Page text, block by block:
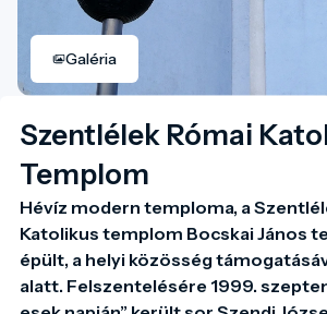
Galéria
Szentlélek Római
Templom
Hévíz modern temploma, a
Katolikus templom Bocskai János
épült, a helyi közösség
alatt. Felszentelésére 1999.